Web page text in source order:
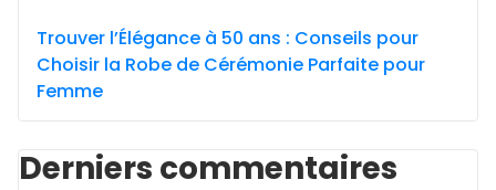
Trouver l’Élégance à 50 ans : Conseils pour
Choisir la Robe de Cérémonie Parfaite pour
Femme
Derniers commentaires